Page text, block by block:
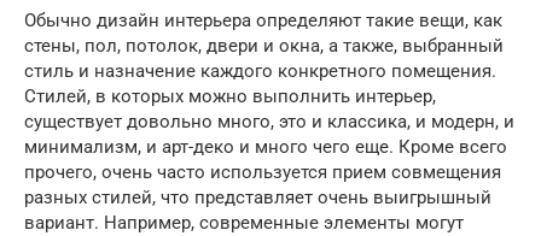
Обычно дизайн интерьера определяют такие вещи, как
стены, пол, потолок, двери и окна, а также, выбранный
стиль и назначение каждого конкретного помещения.
Стилей, в которых можно выполнить интерьер,
существует довольно много, это и классика, и модерн, и
минимализм, и арт-деко и много чего еще. Кроме всего
прочего, очень часто используется прием совмещения
разных стилей, что представляет очень выигрышный
вариант. Например, современные элементы могут